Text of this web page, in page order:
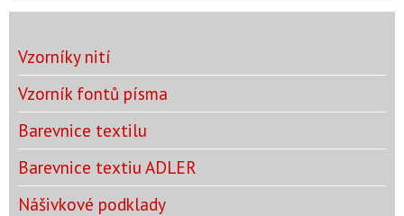
Vzorníky nití
Vzorník fontů písma
Barevnice textilu
Barevnice textiu ADLER
Nášivkové podklady